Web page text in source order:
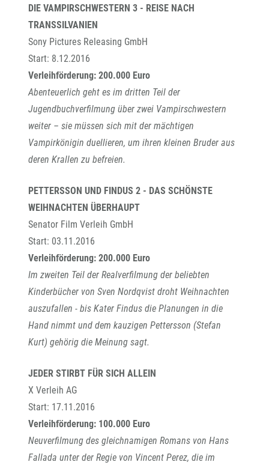
DIE VAMPIRSCHWESTERN 3 - REISE NACH
TRANSSILVANIEN
Sony Pictures Releasing GmbH
Start: 8.12.2016
Verleihförderung: 200.000 Euro
Abenteuerlich geht es im dritten Teil der
Jugendbuchverfilmung über zwei Vampirschwestern
weiter – sie müssen sich mit der mächtigen
Vampirkönigin duellieren, um ihren kleinen Bruder aus
deren Krallen zu befreien.
PETTERSSON UND FINDUS 2 - DAS SCHÖNSTE
WEIHNACHTEN ÜBERHAUPT
Senator Film Verleih GmbH
Start: 03.11.2016
Verleihförderung: 200.000 Euro
Im zweiten Teil der Realverfilmung der beliebten
Kinderbücher von Sven Nordqvist droht Weihnachten
auszufallen - bis Kater Findus die Planungen in die
Hand nimmt und dem kauzigen Pettersson (Stefan
Kurt) gehörig die Meinung sagt.
JEDER STIRBT FÜR SICH ALLEIN
X Verleih AG
Start: 17.11.2016
Verleihförderung: 100.000 Euro
Neuverfilmung des gleichnamigen Romans von Hans
Fallada unter der Regie von Vincent Perez, die im